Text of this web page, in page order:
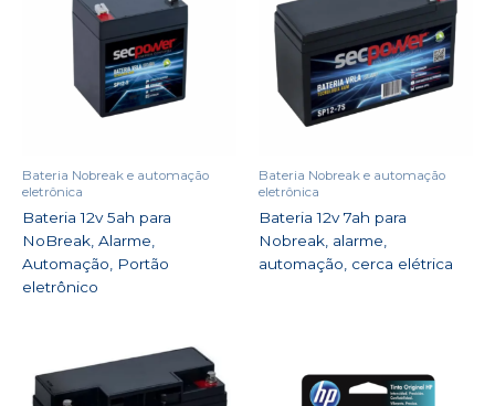
Bateria Nobreak e automação
eletrônica
Bateria 12v 5ah para
NoBreak, Alarme,
Automação, Portão
eletrônico
Bateria Nobreak e automação
eletrônica
Bateria 12v 7ah para
Nobreak, alarme,
automação, cerca elétrica